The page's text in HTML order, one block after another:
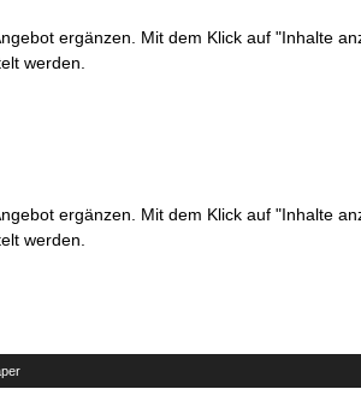
ergänzen. Mit dem Klick auf "Inhalte
werden.
ergänzen. Mit dem Klick auf "Inhalte
werden.